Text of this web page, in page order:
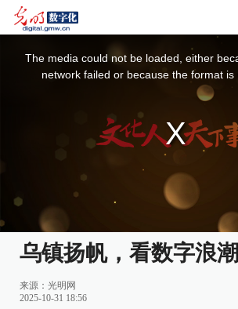
The media could not be loaded, either
network failed or because the format is
乌镇扬帆，看数字浪
来源： 光明网
2025-10-31 18:56